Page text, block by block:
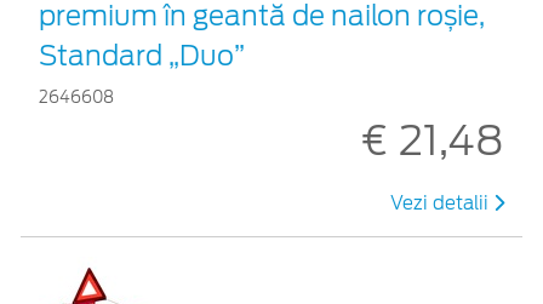
premium în geantă de nailon roșie,
Standard „Duo”
2646608
€ 21,48
Vezi detalii